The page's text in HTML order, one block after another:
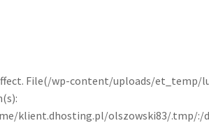
File(/wp-content/uploads/et_temp/
klient.dhosting.pl/olszowski83/.tmp/:/